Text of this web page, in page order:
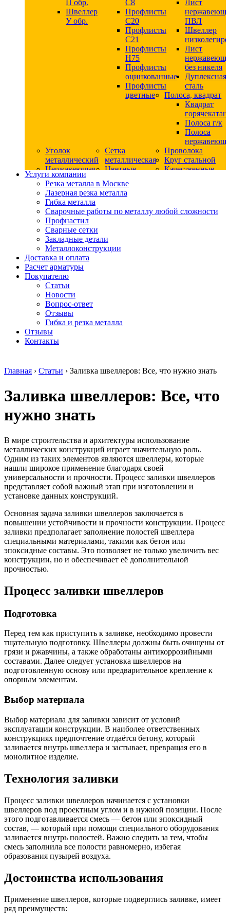
П обр.
Швеллер
У обр.
С8
Профлисты
С20
Профлисты
C21
Профлисты
Н75
Профлисты
оцинкованные
Профлисты
цветные
Лист
ПВЛ
Швеллер
Лист
без никеля
Дуплексная
сталь
Полоса, квадрат
Квадрат
Полоса г/к
Полоса
Уголок
металлический
Сетка
металлическая
Проволока
Круг стальной
Нержавеющая
сталь
Квадрат
нержавеющий
никельсодержащий
Круг
нержавеющий
безникелевый
жаропрочный
Круг
нержавеющий
никельсодержащий
Шестигранник
нержавеющий
никельсодержащий
Шестигранник
нержавеющий
безникелевый
Трубы
AISI
Трубы
электросварные
AISI
квадратные
Трубы
нержавеющие
электросварные
AISI
нержавеющие
перфорированные
Трубы
нержавеющие
бесшовные
Цветные
Шестигранник
дюралевый
дюралевый
Общестроительный
алюминиевый
Плита
(вентиляционный)
Тавр
алюминиевый
Труба
алюминиевая
Уголок
алюминиевый
алюминиевая
Чушка
алюминиевая
Швеллер
алюминиевый
Шина
Квадрат
(пруток)
Лента
латунная
Лист
латунный
медный
(пруток)
Лента
медная
Круг
бронзовый
(пруток)
Олово,
cвинец,
цинк,
Качественные
системы
Отводы
Трубы
PP-R
Фланцы
стальные
Заглушки
Хомуты
стальные
шуруп-
шпилька
Группы
Ванны и
товары
резьбовые
стальные
Фитинги
Труба ВГП
БУ металл
БУ трубы
Хомуты
стальные
Услуги компании
Резка металла в Москве
Лазерная резка металла
Гибка металла
Сварочные работы по металлу любой сложности
Профнастил
Сварные сетки
Закладные детали
Металлоконструкции
Доставка и оплата
Расчет арматуры
Покупателю
Статьи
Новости
Вопрос-ответ
Отзывы
Гибка и резка металла
Отзывы
Контакты
Главная › Статьи › Заливка швеллеров: Все, что нужно знать
Заливка швеллеров: Все, что
нужно знать
В мире строительства и архитектуры использование
металлических конструкций играет значительную роль.
Одним из таких элементов являются швеллеры, которые
нашли широкое применение благодаря своей
универсальности и прочности. Процесс заливки швеллеров
представляет собой важный этап при изготовлении и
установке данных конструкций.
Основная задача заливки швеллеров заключается в
повышении устойчивости и прочности конструкции. Процесс
заливки предполагает заполнение полостей швеллера
специальными материалами, такими как бетон или
эпоксидные составы. Это позволяет не только увеличить вес
конструкции, но и обеспечивает её дополнительной
прочностью.
Процесс заливки швеллеров
Подготовка
Перед тем как приступить к заливке, необходимо провести
тщательную подготовку. Швеллеры должны быть очищены от
грязи и ржавчины, а также обработаны антикоррозийными
составами. Далее следует установка швеллеров на
подготовленную основу или предварительное крепление к
опорным элементам.
Выбор материала
Выбор материала для заливки зависит от условий
эксплуатации конструкции. В наиболее ответственных
конструкциях предпочтение отдаётся бетону, который
заливается внутрь швеллера и застывает, превращая его в
монолитное изделие.
Технология заливки
Процесс заливки швеллеров начинается с установки
швеллеров под проектным углом и в нужной позиции. После
этого подготавливается смесь — бетон или эпоксидный
состав, — который при помощи специального оборудования
заливается внутрь полостей. Важно следить за тем, чтобы
смесь заполнила все полости равномерно, избегая
образования пузырей воздуха.
Достоинства использования
Применение швеллеров, которые подверглись заливке, имеет
ряд преимуществ: